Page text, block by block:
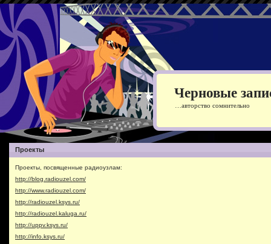
Черновые
…авторство сомнительно
Проекты
Проекты, посвященные радиоузлам:
http://blog.radiouzel.com/
http://www.radiouzel.com/
http://radiouzel.ksys.ru/
http://radiouzel.kaluga.ru/
http://uppv.ksys.ru/
http://info.ksys.ru/